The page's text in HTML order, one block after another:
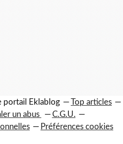
portail Eklablog
Top articles
un abus
C.G.U.
Préférences cookies